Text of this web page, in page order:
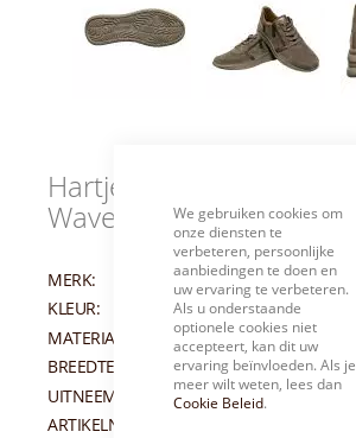
We gebruiken cookies om
onze diensten te
verbeteren, persoonlijke
aanbiedingen te doen en
uw ervaring te verbeteren.
Als u onderstaande
optionele cookies niet
accepteert, kan dit uw
ervaring beïnvloeden. Als je
meer wilt weten, lees dan
Cookie Beleid.
Hartjes Muskaat Sneaker
Wave Shoe G+
MERK:
HARTJES
KLEUR:
TAUPE
MATERIAAL:
SUEDE
BREEDTEMAAT:
G+
UITNEEMBAAR VOETBED:
JA
ARTIKELNUMMER: